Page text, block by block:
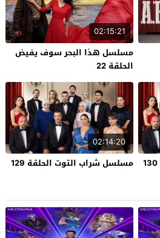
02:15:21
مسلسل هذا البحر سوف يفيض
الحلقة 22
02:14:20
مسلسل شراب التوت الحلقة 129